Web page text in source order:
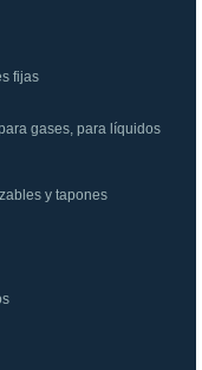
fijas
gases, para líquidos
y tapones